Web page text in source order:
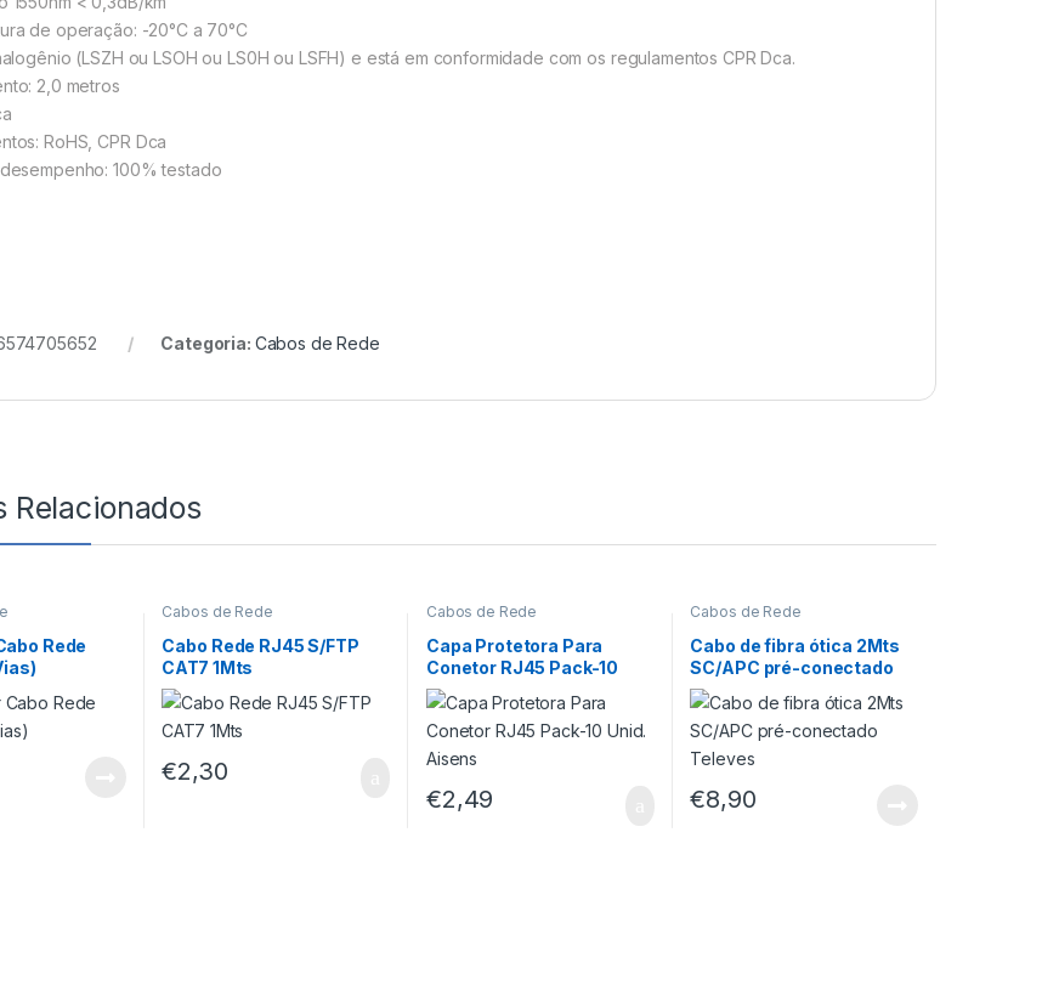
de operação: -20°C a 70°C
(LSZH ou LSOH ou LS0H ou LSFH) e está em conformidade com os regulamentos CPR Dca.
2,0 metros
RoHS, CPR Dca
100% testado
Categoria: Cabos de Rede
Relacionados
Rede
Cabos de Rede
Cabo Rede RJ45 S/FTP
CAT7 1Mts
€2,30
Cabos de Rede
Capa Protetora Para
Conetor RJ45 Pack-10
Unid. Aisens
€2,49
Cabos de Rede
Cabo de fibra ótica 2Mts
SC/APC pré-conectado
Televes
€8,90